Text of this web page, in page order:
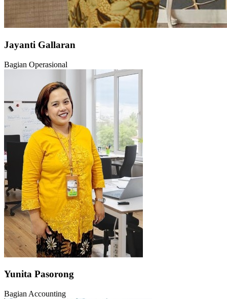
Jayanti Gallaran
Bagian Operasional
Yunita Pasorong
Bagian Accounting